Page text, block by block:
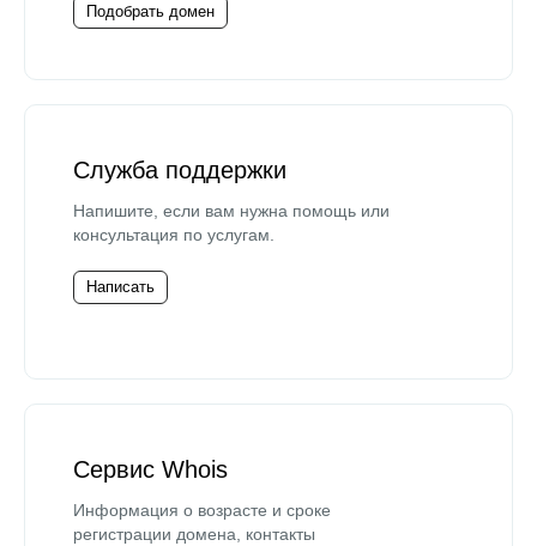
Подобрать домен
Служба поддержки
Напишите, если вам нужна помощь или
консультация по услугам.
Написать
Сервис Whois
Информация о возрасте и сроке
регистрации домена, контакты